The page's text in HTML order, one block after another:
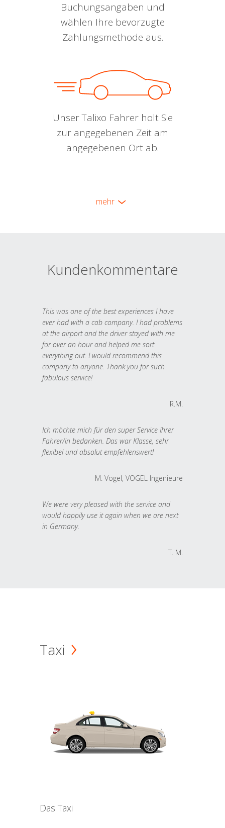
Buchungsangaben und
wählen Ihre bevorzugte
Zahlungsmethode aus.
Unser Talixo Fahrer holt Sie
zur angegebenen Zeit am
angegebenen Ort ab.
mehr
Kundenkommentare
This was one of the best experiences I have
ever had with a cab company. I had problems
at the airport and the driver stayed with me
for over an hour and helped me sort
everything out. I would recommend this
company to anyone. Thank you for such
fabulous service!
R.M.
Ich möchte mich für den super Service Ihrer
Fahrer/in bedanken. Das war Klasse, sehr
flexibel und absolut empfehlenswert!
M. Vogel, VOGEL Ingenieure
We were very pleased with the service and
would happily use it again when we are next
in Germany.
T. M.
Taxi
Das Taxi